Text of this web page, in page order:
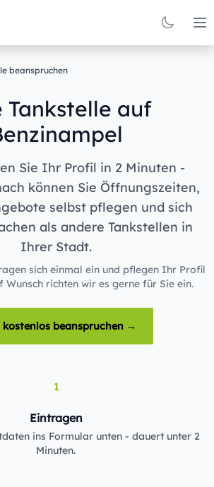
beanspruchen
Tankstelle auf
Sie Ihr Profil in 2 Minuten -
können Sie Öffnungszeiten,
selbst pflegen und sich
als andere Tankstellen in
Ihrer Stadt.
sich einmal ein und pflegen Ihr Profil
richten wir es gerne für Sie ein.
kostenlos beanspruchen →
1
Eintragen
ins Formular unten - dauert unter 2
Minuten.